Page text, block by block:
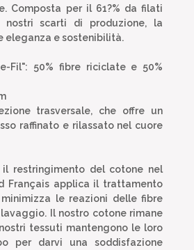
Composta per il 61?% da filati
nostri scarti di produzione, la
eleganza e sostenibilità.
Fil": 50% fibre riciclate e 50%
trasversale, che offre un
raffinato e rilassato nel cuore
restringimento del cotone nel
Français applica il trattamento
le reazioni delle fibre
Il nostro cotone rimane
tessuti mantengono le loro
per darvi una soddisfazione